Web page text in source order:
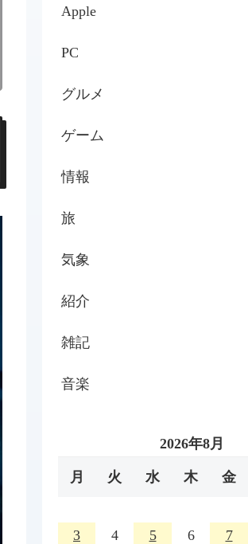
Apple
PC
グルメ
ゲーム
情報
旅
気象
紹介
雑記
音楽
2026年8月
月 火 水 木 金
3
4 5 6 7